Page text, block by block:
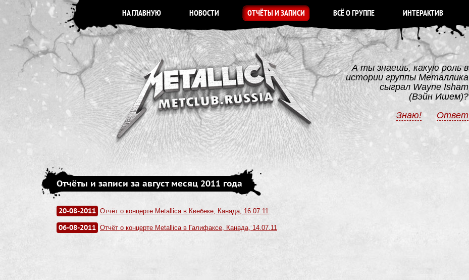
НА ГЛАВНУЮ НОВОСТИ ОТЧЁТЫ И ЗАПИСИ ВСЁ О ГРУППЕ ИНТЕРАКТИВ
А ты знаешь, какую роль в
истории группы Металлика
сыграл Wayne Isham
(Вэйн Ишем)?
Знаю!
Ответ
Отчёты и записи за август месяц 2011 года
20-08-2011 Отчёт о концерте Metallica в Квебеке, Канада, 16.07.11
06-08-2011 Отчёт о концерте Metallica в Галифаксе, Канада, 14.07.11